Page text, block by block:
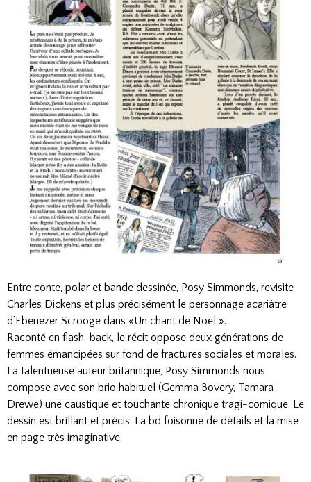
Entre conte, polar et bande dessinée, Posy Simmonds, revisite
Charles Dickens et plus précisément le personnage acariâtre
d’Ebenezer Scrooge dans «Un chant de Noël ».
Raconté en flash-back, le récit oppose deux générations de
femmes émancipées sur fond de fractures sociales et morales.
La talentueuse auteur britannique, Posy Simmonds nous
compose avec son brio habituel (Gemma Bovery, Tamara
Drewe) une caustique et touchante chronique tragi-comique. Le
dessin est brillant et précis. La bd foisonne de détails et la mise
en page très imaginative.